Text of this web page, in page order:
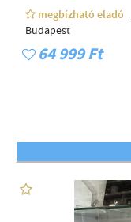
megbízható eladó
Budapest
64 999 Ft